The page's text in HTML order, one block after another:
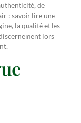
de
: savoir lire une
la qualité et les
lors